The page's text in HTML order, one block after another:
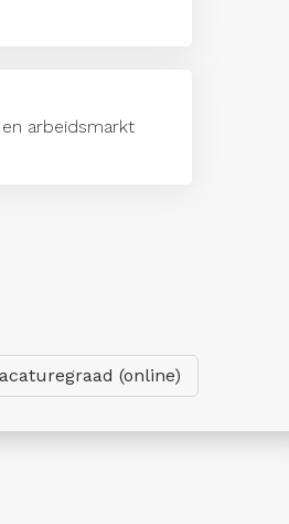
arbeidsmarkt
(online)